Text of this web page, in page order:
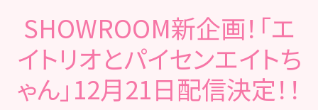
SHOWROOM新企画！「エ
イトリオとパイセンエイトち
ゃん」12月21日配信決定！！